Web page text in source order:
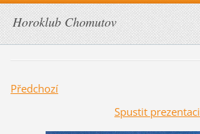
Horoklub Chomutov
Předchozí
Spustit prezentaci